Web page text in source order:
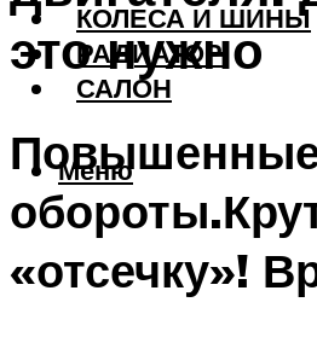
КОЛЕСА И ШИНЫ
РАДИАТОР
САЛОН
Меню
это нужно
«отсечку»!